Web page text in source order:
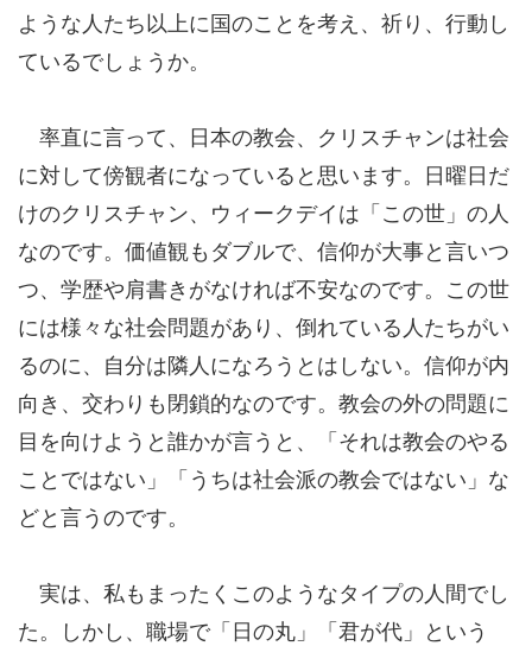
ような人たち以上に国のことを考え、祈り、行動し
ているでしょうか。
率直に言って、日本の教会、クリスチャンは社会
に対して傍観者になっていると思います。日曜日だ
けのクリスチャン、ウィークデイは「この世」の人
なのです。価値観もダブルで、信仰が大事と言いつ
つ、学歴や肩書きがなければ不安なのです。この世
には様々な社会問題があり、倒れている人たちがい
るのに、自分は隣人になろうとはしない。信仰が内
向き、交わりも閉鎖的なのです。教会の外の問題に
目を向けようと誰かが言うと、「それは教会のやる
ことではない」「うちは社会派の教会ではない」な
どと言うのです。
実は、私もまったくこのようなタイプの人間でし
た。しかし、職場で「日の丸」「君が代」という